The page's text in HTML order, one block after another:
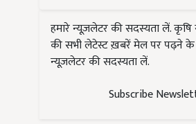
हमारे न्यूज़लेटर की सदस्यता लें.
की सभी लेटेस्ट ख़बरें मेल पर पढ़ने के
न्यूज़लेटर की सदस्यता लें.
Subscribe